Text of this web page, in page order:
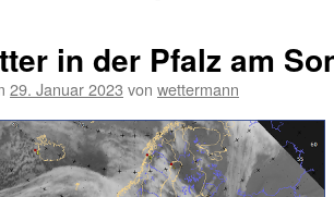
in der Pfalz am
29. Januar 2023 von wettermann